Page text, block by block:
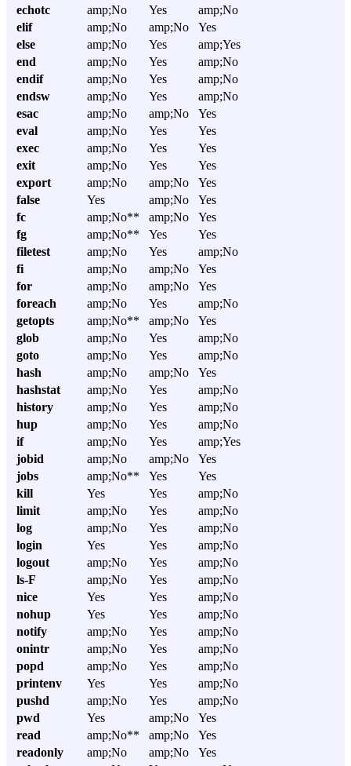
echotc amp;No Yes
amp;No
elif
amp;No amp;No
Yes
else
amp;No Yes
amp;Yes
end
amp;No Yes
amp;No
endif
amp;No Yes
amp;No
endsw
amp;No Yes
amp;No
esac
amp;No amp;No
Yes
eval
amp;No Yes
Yes
exec
amp;No Yes
Yes
exit
amp;No Yes
Yes
export
amp;No amp;No
Yes
false
Yes amp;No
Yes
fc
amp;No** amp;No
Yes
fg
amp;No** Yes
Yes
filetest
amp;No Yes
amp;No
fi
amp;No amp;No
Yes
for
amp;No amp;No
Yes
foreach
amp;No Yes
amp;No
getopts
amp;No** amp;No
Yes
glob
amp;No Yes
amp;No
goto
amp;No Yes
amp;No
hash
amp;No amp;No
Yes
hashstat
amp;No Yes
amp;No
history
amp;No Yes
amp;No
hup
amp;No Yes
amp;No
if
amp;No Yes
amp;Yes
jobid
amp;No amp;No
Yes
jobs
amp;No** Yes
Yes
kill
Yes Yes
amp;No
limit
amp;No Yes
amp;No
log
amp;No Yes
amp;No
login
Yes Yes
amp;No
logout
amp;No Yes
amp;No
ls-F
amp;No Yes
amp;No
nice
Yes Yes
amp;No
nohup
Yes Yes
amp;No
notify
amp;No Yes
amp;No
onintr
amp;No Yes
amp;No
popd
amp;No Yes
amp;No
printenv
Yes Yes
amp;No
pushd
amp;No Yes
amp;No
pwd
Yes amp;No
Yes
read
amp;No** amp;No
Yes
readonly
amp;No amp;No
Yes